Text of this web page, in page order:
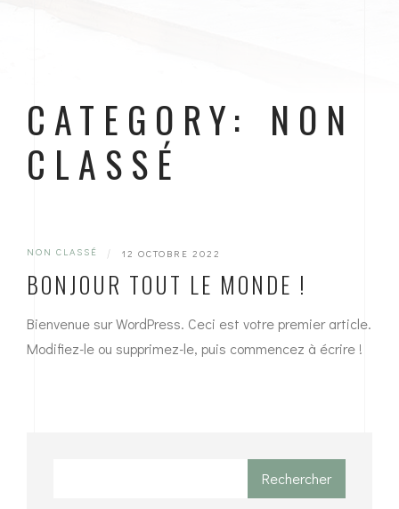
CATEGORY: NON
CLASSÉ
NON CLASSÉ | 12 OCTOBRE 2022
BONJOUR TOUT LE MONDE !
Bienvenue sur WordPress. Ceci est votre premier article.
Modifiez-le ou supprimez-le, puis commencez à écrire !
Rechercher